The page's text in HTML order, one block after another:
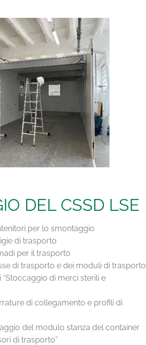
DEL CSSD LSE
per lo smontaggio
di trasporto
per il trasporto
di trasporto e dei moduli di trasporto
di merci sterili e
di collegamento e profili di
del modulo stanza del container
di trasporto”